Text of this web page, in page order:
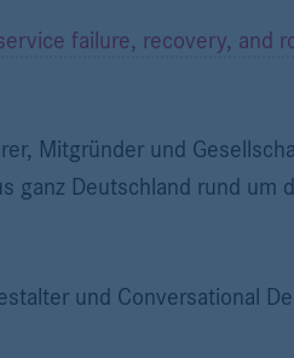
failure, recovery, and
Mitgründer und
ganz Deutschland rund um
und Conversational